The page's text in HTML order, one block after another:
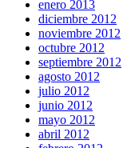
enero 2013
diciembre 2012
noviembre 2012
octubre 2012
septiembre 2012
agosto 2012
julio 2012
junio 2012
mayo 2012
abril 2012